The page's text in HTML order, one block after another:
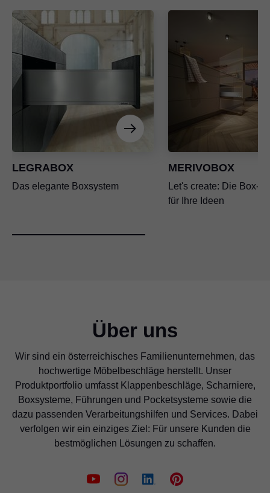
LEGRABOX
Das elegante Boxsystem
MERIVOBOX
Let's create: Die Box-
für Ihre Ideen
Über uns
Wir sind ein österreichisches Familienunternehmen, das
hochwertige Möbelbeschläge herstellt. Unser
Produktportfolio umfasst Klappenbeschläge, Scharniere,
Boxsysteme, Führungen und Pocketsysteme sowie die
dazu passenden Verarbeitungshilfen und Services. Dabei
verfolgen wir ein einziges Ziel: Für unsere Kunden die
bestmöglichen Lösungen zu schaffen.